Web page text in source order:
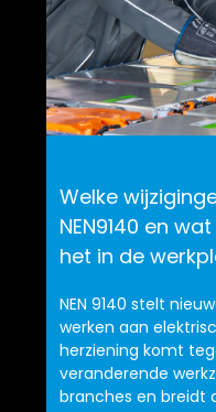
Welke
NEN9140 en
het in de
NEN 9140 stelt
werken aan
herziening komt
veranderende
branches en breidt